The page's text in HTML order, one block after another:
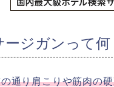
ジガンって何
通り肩こりや筋肉の